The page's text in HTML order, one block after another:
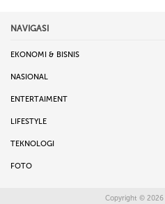
NAVIGASI
EKONOMI & BISNIS
NASIONAL
ENTERTAIMENT
LIFESTYLE
TEKNOLOGI
FOTO
Copyright © 2026